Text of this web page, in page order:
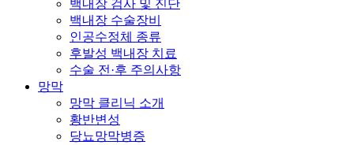
백내장 검사 및 진단
백내장 수술장비
인공수정체 종류
후발성 백내장 치료
수술 전·후 주의사항
망막
망막 클리닉 소개
황반변성
당뇨망막병증